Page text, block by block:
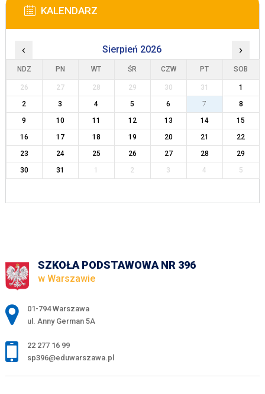
KALENDARZ
‹ Sierpień 2026 ›
NDZ PN WT ŚR CZW PT SOB
26 27 28 29 30 31
1
2
3 4 5 6 7
8
9
10 11 12 13 14
15
16
17 18 19 20 21
22
23
24 25 26 27 28
29
30
31 1 2 3 4 5
SZKOŁA PODSTAWOWA NR 396
w Warszawie
Adres pocztowy:
01-794 Warszawa
ul. Anny German 5A
22 277 16 99
sp396@eduwarszawa.pl